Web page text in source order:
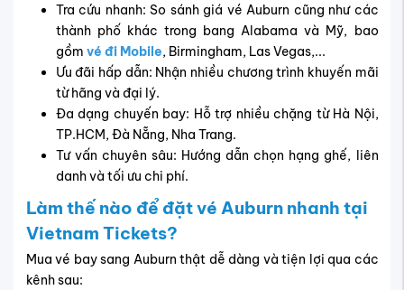
Tra cứu nhanh: So sánh giá vé Auburn cũng như các
thành phố khác trong bang Alabama và Mỹ, bao
gồm vé đi Mobile, Birmingham, Las Vegas,...
Ưu đãi hấp dẫn: Nhận nhiều chương trình khuyến mãi
từ hãng và đại lý.
Đa dạng chuyến bay: Hỗ trợ nhiều chặng từ Hà Nội,
TP.HCM, Đà Nẵng, Nha Trang.
Tư vấn chuyên sâu: Hướng dẫn chọn hạng ghế, liên
danh và tối ưu chi phí.
Làm thế nào để đặt vé Auburn nhanh tại
Vietnam Tickets?
Mua vé bay sang Auburn thật dễ dàng và tiện lợi qua các
kênh sau: